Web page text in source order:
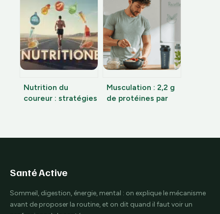
sans risque et sans
trop de douleur
la racine d’or régule
le métabolisme,
apaise le stress et
libère les graisses
Nutrition du
coureur : stratégies
Musculation : 2,2 g
de protéines par
Santé Active
Sommeil, digestion, énergie, mental : on explique le mécanisme
avant de proposer la routine, et on dit quand il faut voir un